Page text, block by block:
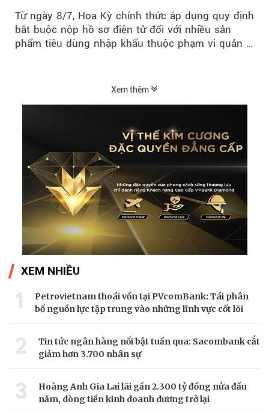
Từ ngày 8/7, Hoa Kỳ chính thức áp dụng quy định
bắt buộc nộp hồ sơ điện tử đối với nhiều sản
phẩm tiêu dùng nhập khẩu thuộc phạm vi quản lý
Xem thêm
XEM NHIỀU
1
Petrovietnam thoái vốn tại PVcomBank: Tái phân
bổ nguồn lực tập trung vào những lĩnh vực cốt lõi
2
Tin tức ngân hàng nổi bật tuần qua: Sacombank cắt
giảm hơn 3.700 nhân sự
3
Hoàng Anh Gia Lai lãi gần 2.300 tỷ đồng nửa đầu
năm, dòng tiền kinh doanh dương trở lại